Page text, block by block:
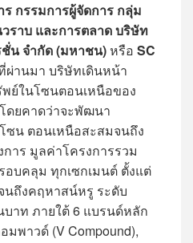
รรมการผู้จัดการ กลุ่ม
าบ และการตลาด บริษัท
ชั่น จำกัด (มหาชน)หรือ SC
ผ่านมา บริษัทเดินหน้า
ย์ในโซนตอนเหนือของ
ดยคาดว่าจะพัฒนา
ซน ตอนเหนือสะสมจนถึง
าร มูลค่าโครงการรวม
อบคลุม ทุกเซกเมนต์ ตั้งแต่
นถึงคฤหาสน์หรู ระดับ
บาท ภายใต้ 6 แบรนด์หลัก
มพาวด์ (V Compound),